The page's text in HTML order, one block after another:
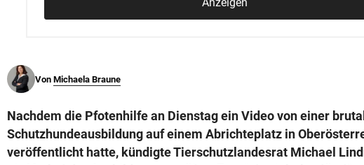
Von Michaela Braune
Nachdem die Pfotenhilfe an Dienstag ein Video von einer
Schutzhundeausbildung auf einem Abrichteplatz in
veröffentlicht hatte, kündigte Tierschutzlandesrat Michael